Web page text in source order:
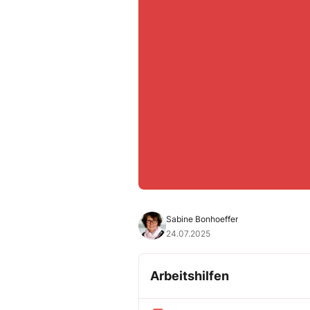
Sabine Bonhoeffer
24.07.2025
Arbeitshilfen